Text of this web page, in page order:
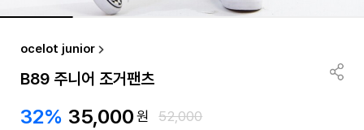
ocelot junior
B89 주니어 조거팬츠
32% 35,000원 52,000